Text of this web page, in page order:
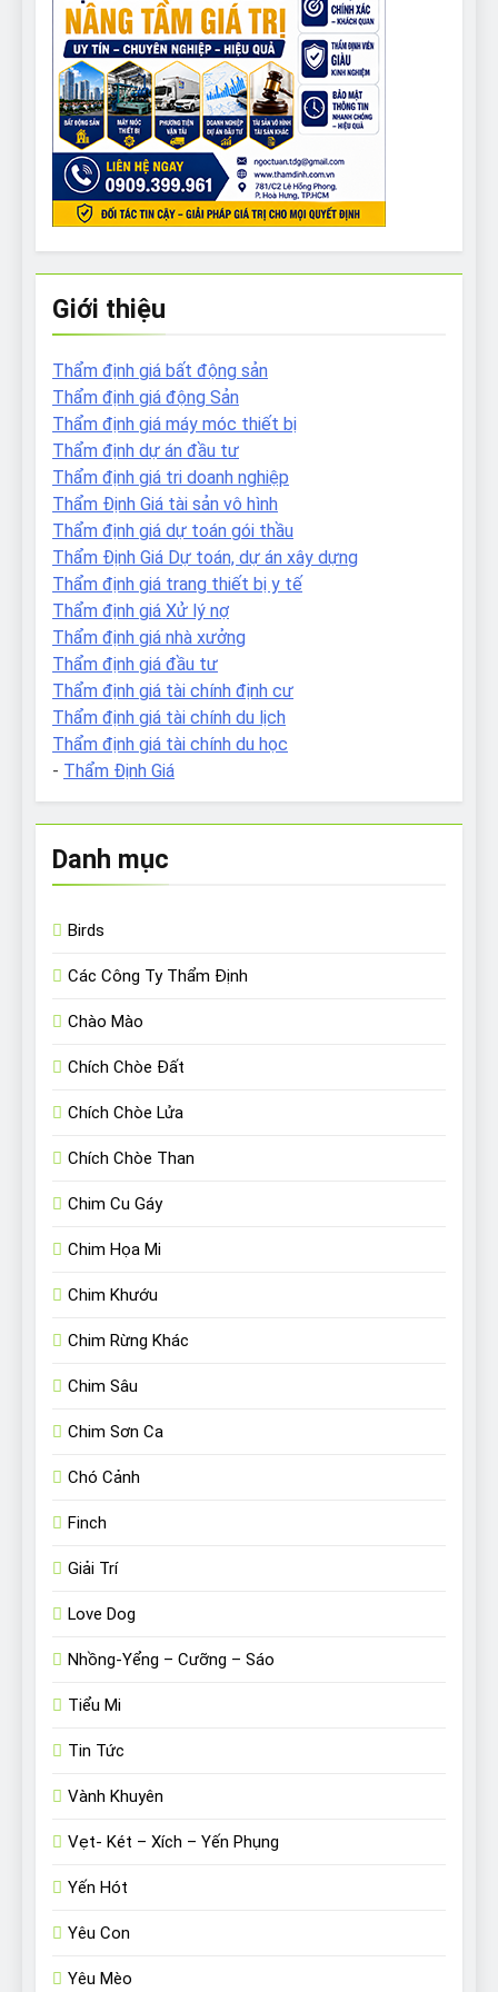
Giới thiệu
Thẩm định giá bất động sản
Thẩm định giá động Sản
Thẩm định giá máy móc thiết bị
Thẩm định dự án đầu tư
Thẩm định giá tri doanh nghiệp
Thẩm Định Giá tài sản vô hình
Thẩm định giá dự toán gói thầu
Thẩm Định Giá Dự toán, dự án xây dựng
Thẩm định giá trang thiết bị y tế
Thẩm định giá Xử lý nợ
Thẩm định giá nhà xưởng
Thẩm định giá đầu tư
Thẩm định giá tài chính định cư
Thẩm định giá tài chính du lịch
Thẩm định giá tài chính du học
- Thẩm Định Giá
Danh mục
Birds
Các Công Ty Thẩm Định
Chào Mào
Chích Chòe Đất
Chích Chòe Lửa
Chích Chòe Than
Chim Cu Gáy
Chim Họa Mi
Chim Khướu
Chim Rừng Khác
Chim Sâu
Chim Sơn Ca
Chó Cảnh
Finch
Giải Trí
Love Dog
Nhồng-Yểng – Cưỡng – Sáo
Tiểu Mi
Tin Tức
Vành Khuyên
Vẹt- Két – Xích – Yến Phụng
Yến Hót
Yêu Con
Yêu Mèo